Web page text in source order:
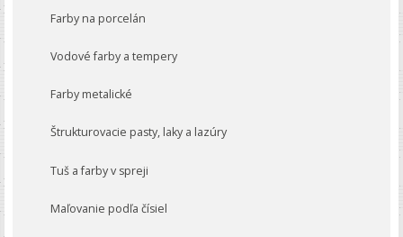
Farby na porcelán
Vodové farby a tempery
Farby metalické
Štrukturovacie pasty, laky a lazúry
Tuš a farby v spreji
Maľovanie podľa čísiel